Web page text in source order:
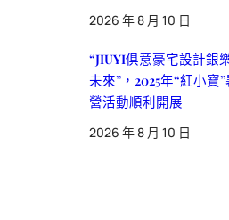
2026 年 8 月 10 日
“JIUYI俱意豪宅設計銀
未來”，2025年“紅小寶
營活動順利開展
2026 年 8 月 10 日